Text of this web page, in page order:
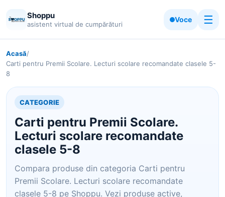
Shoppu
asistent virtual de cumpărături
Voce ☰
Acasă/
Carti pentru Premii Scolare. Lecturi scolare recomandate clasele 5-
8
CATEGORIE
Carti pentru Premii Scolare.
Lecturi scolare recomandate
clasele 5-8
Compara produse din categoria Carti pentru
Premii Scolare. Lecturi scolare recomandate
clasele 5-8 pe Shoppu. Vezi produse active,